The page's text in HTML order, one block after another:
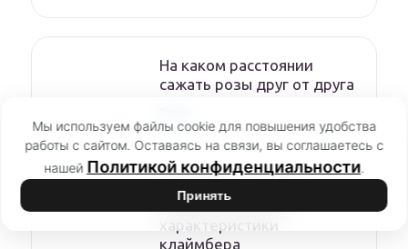
На каком расстоянии
сажать розы друг от друга
Роза Голден Шауэрс
(Golden Showers) —
характеристики
клаймбера
Мы используем файлы cookie для повышения удобства
работы с сайтом. Оставаясь на связи, вы соглашаетесь с
нашей Политикой конфиденциальности.
Принять